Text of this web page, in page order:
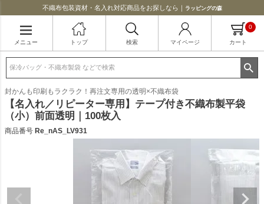
不織布包装資材・名入れ対応商品をお探しなら｜ ラッピングの森
メニュー トップ 検索 マイページ カート
0
封かんも印刷もラクラク！再注文専用の透明×不織布袋
【名入れ／リピーター専用】テープ付き不織布製平袋
（小）前面透明｜100枚入
商品番号 Re_nAS_LV931